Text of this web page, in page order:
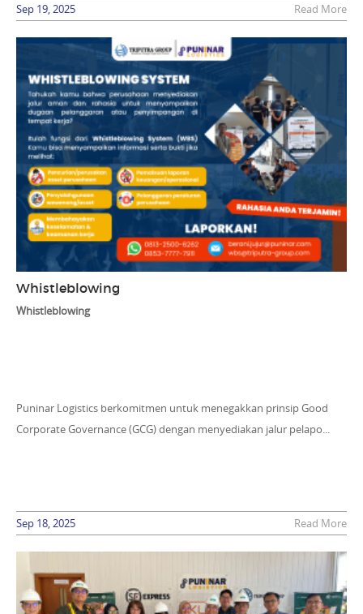
Sep 19, 2025 Read More
Whistleblowing
Whistleblowing
Puninar Logistics berkomitmen untuk menegakkan prinsip Good
Corporate Governance (GCG) dengan menyediakan jalur pelapo...
Sep 18, 2025 Read More